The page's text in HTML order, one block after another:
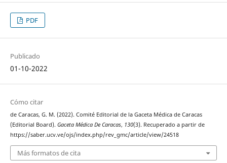
PDF
Publicado
01-10-2022
Cómo citar
de Caracas, G. M. (2022). Comité Editorial de la Gaceta Médica de Caracas
(Editorial Board). Gaceta Médica De Caracas, 130(3). Recuperado a partir de
https://saber.ucv.ve/ojs/index.php/rev_gmc/article/view/24518
Más formatos de cita